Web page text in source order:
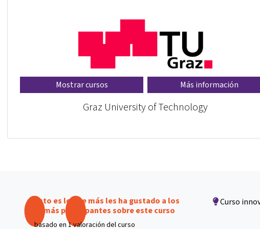
Mostrar cursos Más información
Graz University of Technology
Esto es lo que más les ha gustado a los
demás participantes sobre este curso
basado en 1 valoración del curso
Curso